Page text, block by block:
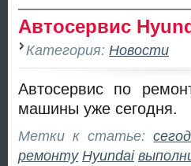
Автосервис
Категория: Новости
Автосервис по
машины уже сегодня.
Метки к статье:
ремонту Hyundai